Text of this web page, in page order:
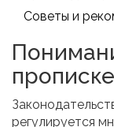
Советы и
прописке
регулируется